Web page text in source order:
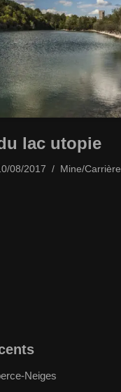
lac utopie
08/2017 Mine/Carrière
Neiges